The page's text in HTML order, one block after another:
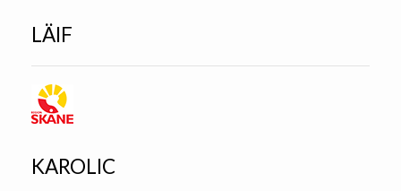
LÄIF
KAROLIC